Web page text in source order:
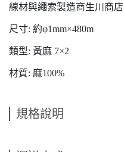
線材與繩索製造商生川商店
尺寸: 約φ1mm×480m
類型: 黃麻 7×2
材質: 麻100%
規格說明